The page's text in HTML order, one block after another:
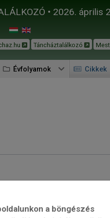
• 2026. április
Táncháztalálkozó
Évfolyamok Cikkek
a böngészés